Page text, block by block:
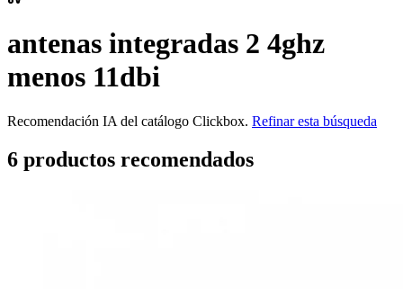
antenas integradas 2 4ghz
menos 11dbi
Recomendación IA del catálogo Clickbox. Refinar esta búsqueda
6 productos recomendados